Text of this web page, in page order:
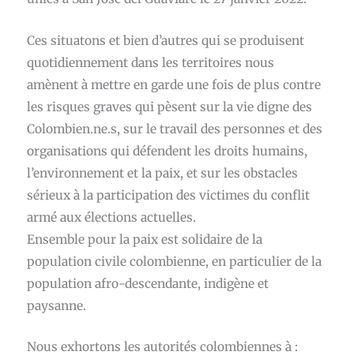
Ces situatons et bien d’autres qui se produisent
quotidiennement dans les territoires nous
amènent à mettre en garde une fois de plus contre
les risques graves qui pèsent sur la vie digne des
Colombien.ne.s, sur le travail des personnes et des
organisations qui défendent les droits humains,
l’environnement et la paix, et sur les obstacles
sérieux à la participation des victimes du conflit
armé aux élections actuelles.
Ensemble pour la paix est solidaire de la
population civile colombienne, en particulier de la
population afro-descendante, indigène et
paysanne.
Nous exhortons les autorités colombiennes à :